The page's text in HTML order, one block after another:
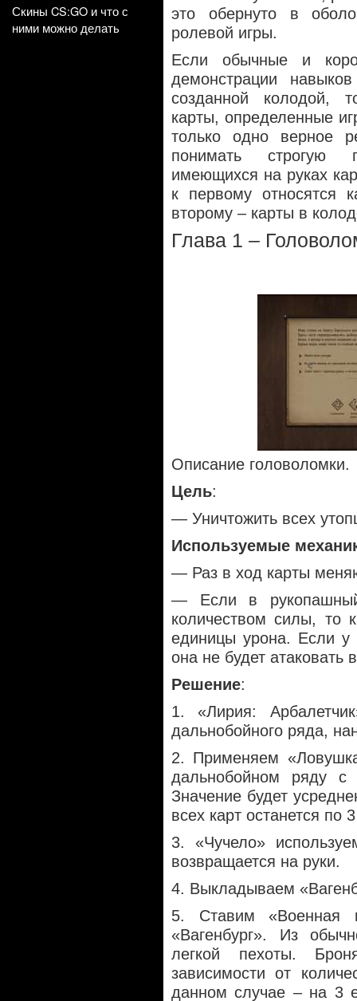
Скины CS:GO и что с
ними можно делать
это обернуто в
ролевой игры.
Если обычные и
демонстрации
созданной колодой,
карты, определенные
только одно верное
понимать строгую
имеющихся на руках
к первому относятся
второму – карты в
Глава 1 –
Описание головоломки.
Цель:
— Уничтожить всех
Используемые
— Раз в ход карты
— Если в
количеством силы, то
единицы урона. Если у
она не будет атаковать
Решение:
1. «Лирия:
дальнобойного ряда,
2. Применяем
дальнобойном ряду
Значение будет
всех карт останется по
3. «Чучело»
возвращается на руки.
4. Выкладываем
5. Ставим
«Вагенбург». Из
легкой пехоты.
зависимости от
данном случае – на 3